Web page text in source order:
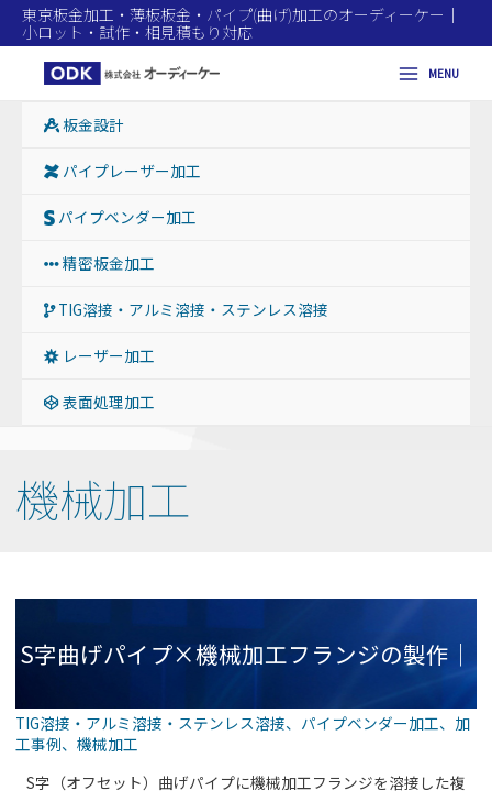
東京板金加工・薄板板金・パイプ(曲げ)加工のオーディーケー｜
小ロット・試作・相見積もり対応
MENU
板金設計
パイプレーザー加工
パイプベンダー加工
精密板金加工
TIG溶接・アルミ溶接・ステンレス溶接
レーザー加工
表面処理加工
機械加工
S字曲げパイプ×機械加工フランジの製作｜
TIG溶接・アルミ溶接・ステンレス溶接、 パイプベンダー加工、 加
工事例、 機械加工
S字（オフセット）曲げパイプに機械加工フランジを溶接した複